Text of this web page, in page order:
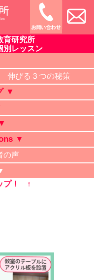
池・合志・植木で大評判
イ語教室・リスキリング
英語を中心に「合格請負
ジネス英語、企業研修。
も対応。
育研究所
別レッスン
伸びる３つの秘策
▼
▼
の声
プ！ ↑